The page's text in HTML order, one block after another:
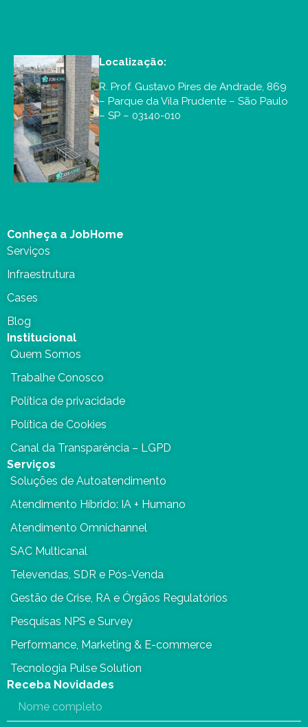
Localização:
R. Prof. Gustavo Pires de Andrade, 869
– Parque da Vila Prudente – São Paulo
– SP – 03140-010
Conheça a JobHome
Serviços
Infraestrutura
Cases
Blog
Institucional
Quem Somos
Trabalhe Conosco
Política de privacidade
Política de Cookies
Canal da Transparência – LGPD
Serviços
Soluções de Autoatendimento
Atendimento Híbrido: IA + Humano
Atendimento Omnichannel
SAC Multicanal
Televendas, SDR e Pós-Venda
Gestão de Crise, RA e Órgãos Regulatórios
Pesquisas NPS e Survey
Performance, Marketing & E-commerce
Tecnologia Pulse Solution
Receba Novidades